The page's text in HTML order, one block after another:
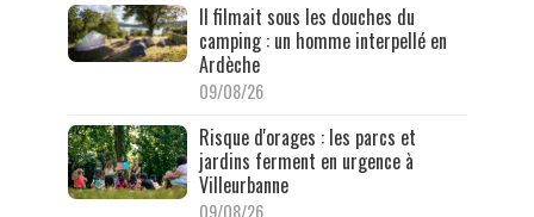
Il filmait sous les douches du
camping : un homme interpellé en
Ardèche
09/08/26
Risque d'orages : les parcs et
jardins ferment en urgence à
Villeurbanne
09/08/26